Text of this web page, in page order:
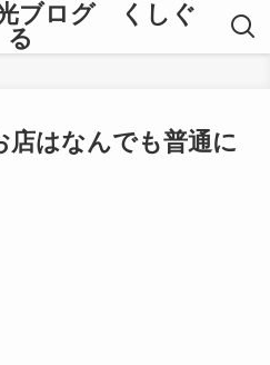
ブログ くしぐ
る
店はなんでも普通に